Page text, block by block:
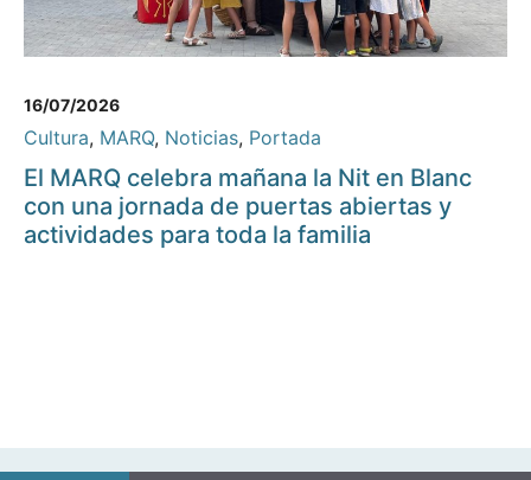
16/07/2026
Cultura, MARQ, Noticias, Portada
El MARQ celebra mañana la Nit en Blanc
con una jornada de puertas abiertas y
actividades para toda la familia